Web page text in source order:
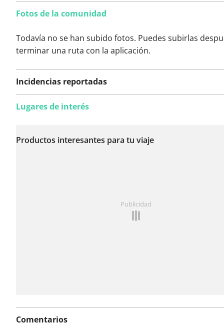
Fotos de la comunidad
Todavía no se han subido fotos. Puedes subirlas
terminar una ruta con la aplicación.
Incidencias reportadas
reportado incidencias
Lugares de interés
Productos interesantes para tu viaje
Publicidad
Comentarios